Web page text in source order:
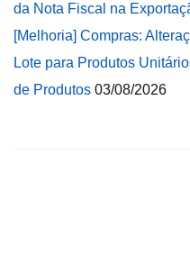
da Nota Fiscal na
[Melhoria] Compras:
Lote para Produtos
de Produtos 03/08/2026